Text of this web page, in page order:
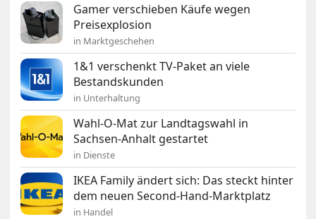
Gamer verschieben Käufe wegen
Preisexplosion
in Marktgeschehen
1&1 verschenkt TV-Paket an viele
Bestandskunden
in Unterhaltung
Wahl-O-Mat zur Landtagswahl in
Sachsen-Anhalt gestartet
in Dienste
IKEA Family ändert sich: Das steckt hinter
dem neuen Second-Hand-Marktplatz
in Handel